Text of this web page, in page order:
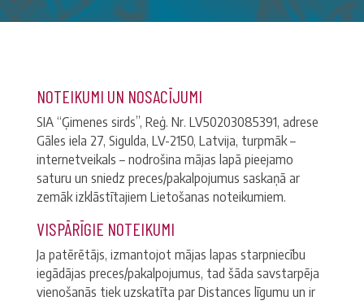
NOTEIKUMI UN NOSACĪJUMI
SIA “Ģimenes sirds”, Reģ. Nr. LV50203085391, adrese
Gāles iela 27, Sigulda, LV-2150, Latvija, turpmāk –
internetveikals – nodrošina mājas lapā pieejamo
saturu un sniedz preces/pakalpojumus saskaņā ar
zemāk izklāstītajiem Lietošanas noteikumiem.
VISPĀRĪGIE NOTEIKUMI
Ja patērētājs, izmantojot mājas lapas starpniecību
iegādājas preces/pakalpojumus, tad šāda savstarpēja
vienošanās tiek uzskatīta par Distances līgumu un ir